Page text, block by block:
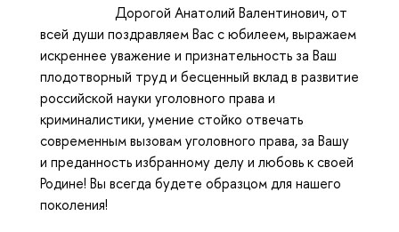
Дорогой Анатолий Валентинович, от
всей души поздравляем Вас с юбилеем, выражаем
искреннее уважение и признательность за Ваш
плодотворный труд и бесценный вклад в развитие
российской науки уголовного права и
криминалистики, умение стойко отвечать
современным вызовам уголовного права, за Вашу
и преданность избранному делу и любовь к своей
Родине! Вы всегда будете образцом для нашего
поколения!